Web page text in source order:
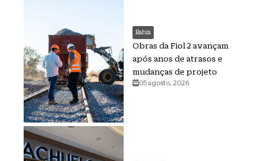
Bahia
Obras da Fiol 2 avançam
após anos de atrasos e
mudanças de projeto
05 agosto, 2026